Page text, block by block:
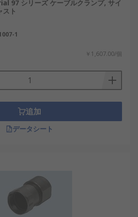
ご紹介
される丸型コネクタバックシ
イヤーとして認知されていま
い性能・信頼性基準を満たす
ェルを提供しており、産業用
ェクトまで対応する幅広い丸
換部品も低価格でご用意して
は、配送ページ
97 シリーズ ケーブルクランプ, サイ
スト
1
￥1,607.00/個
追加
データシート